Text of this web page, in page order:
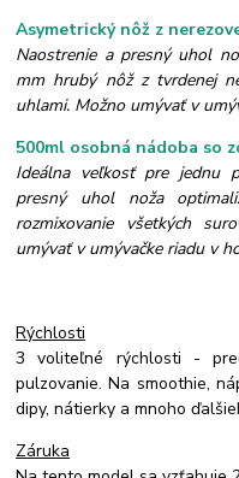
Asymetrický nôž z
Naostrenie a presný uhol
mm hrubý nôž z tvrdenej
uhlami. Možno umývať v
500ml osobná nádoba so
Ideálna veľkosť pre jednu
presný uhol noža
rozmixovanie všetkých
umývať v umývačke riadu v
Rýchlosti
3 voliteľné rýchlosti -
pulzovanie. Na smoothie,
dipy, nátierky a mnoho
Záruka